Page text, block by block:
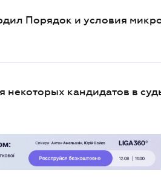
Порядок и условия
некоторых кандидатов в